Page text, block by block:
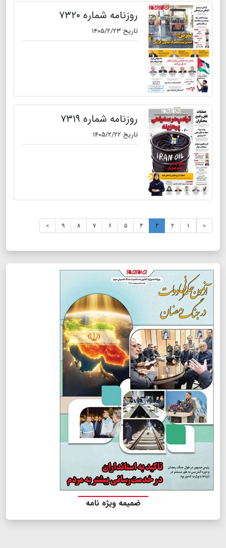
روزنامه شماره ۷۳۲۰
تاریخ ۱۴۰۵/۲/۲۳
روزنامه شماره ۷۳۱۹
تاریخ ۱۴۰۵/۲/۲۲
« ۱ ۲ ۳ ۴ ۵ ۶ ۷ ۸ ۹ »
ضمیمه ویژه نامه